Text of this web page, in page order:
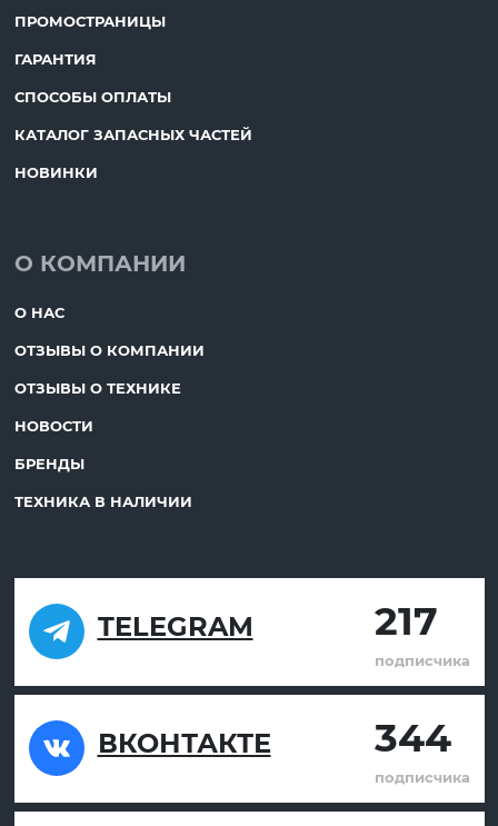
ПРОМОСТРАНИЦЫ
ГАРАНТИЯ
СПОСОБЫ ОПЛАТЫ
КАТАЛОГ ЗАПАСНЫХ ЧАСТЕЙ
НОВИНКИ
О КОМПАНИИ
О НАС
ОТЗЫВЫ О КОМПАНИИ
ОТЗЫВЫ О ТЕХНИКЕ
НОВОСТИ
БРЕНДЫ
ТЕХНИКА В НАЛИЧИИ
TELEGRAM 217
подписчика
ВКОНТАКТЕ 344
подписчика